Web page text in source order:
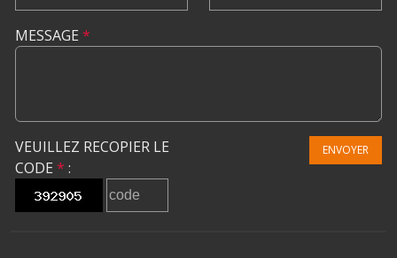
MESSAGE *
VEUILLEZ RECOPIER LE
CODE * :
ENVOYER